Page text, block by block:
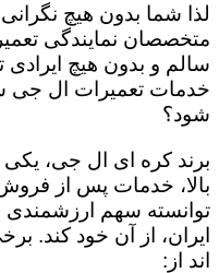
لذا شما بدون هیچ
متخصصان نمایندگی
سالم و بدون هیچ ایرادی
خدمات تعمیرات ال جی
شود؟
برند کره ای ال جی، یکی
بالا، خدمات پس از
توانسته سهم ارزشمندی
ایران، از آن خود کند.
اند از: